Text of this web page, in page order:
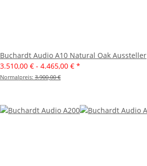
Buchardt Audio A10 Natural Oak Aussteller
3.510,00 € - 4.465,00 € *
Normalpreis: 3.900,00 €